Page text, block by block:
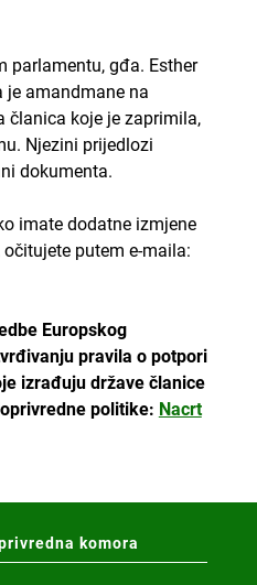
parlamentu, gđa. Esther
je amandmane na
članica koje je zaprimila,
Njezini prijedlozi
dokumenta.
imate dodatne izmjene
putem e-maila:
Europskog
pravila o potpori
izrađuju države članice
politike: Nacrt
komora